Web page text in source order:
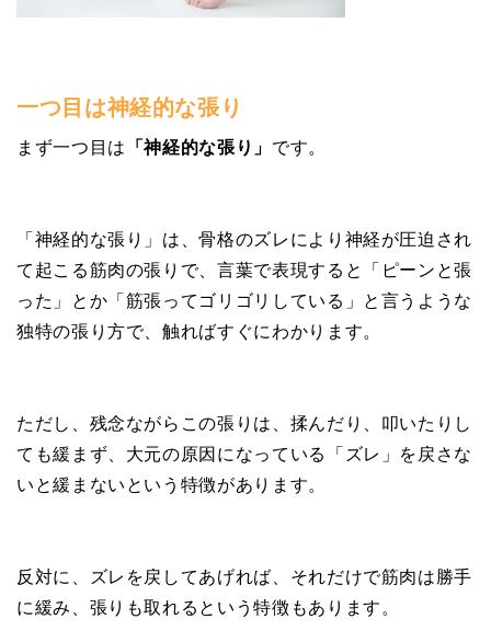
一つ目は神経的な張り
まず一つ目は 「神経的な張り」 です。
「神経的な張り」は、骨格のズレにより神経が圧迫され
て起こる筋肉の張りで、言葉で表現すると「ピーンと張
った」とか「筋張ってゴリゴリしている」と言うような
独特の張り方で、触ればすぐにわかります。
ただし、残念ながらこの張りは、揉んだり、叩いたりし
ても緩まず、大元の原因になっている「ズレ」を戻さな
いと緩まないという特徴があります。
反対に、ズレを戻してあげれば、それだけで筋肉は勝手
に緩み、張りも取れるという特徴もあります。